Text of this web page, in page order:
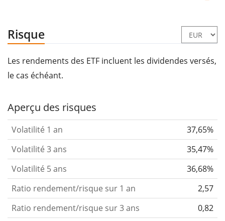
Risque
Les rendements des ETF incluent les dividendes versés,
le cas échéant.
Aperçu des risques
Volatilité 1 an
37,65%
Volatilité 3 ans
35,47%
Volatilité 5 ans
36,68%
Ratio rendement/risque sur 1 an
2,57
Ratio rendement/risque sur 3 ans
0,82